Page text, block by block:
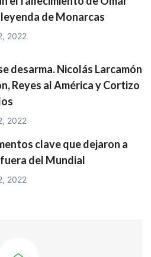
de Monarcas
2022
desarma. Nicolás Larcamón
Reyes al América y Cortizo
2022
clave que dejaron a
del Mundial
2022